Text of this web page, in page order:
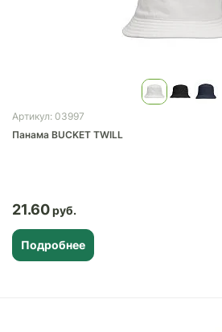
Артикул: 03997
Панама BUCKET TWILL
21.60
Подробнее